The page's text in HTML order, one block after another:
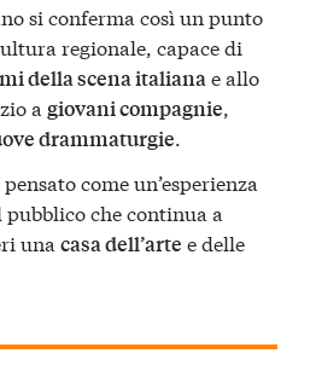
si conferma così un punto
regionale, capace di
della scena italianae allo
a giovani compagnie,
drammaturgie.
come un’esperienza
che continua a
una casa dell’arte e delle